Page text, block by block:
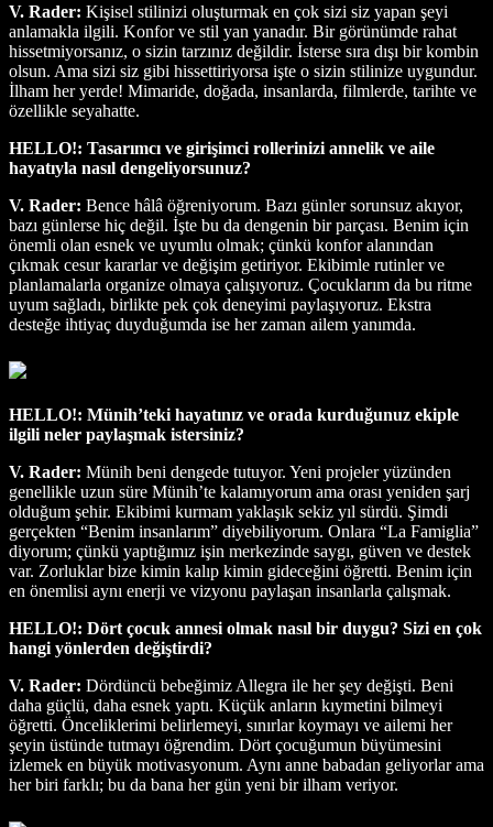
V. Rader: Kişisel stilinizi oluşturmak en çok sizi siz yapan şeyi
anlamakla ilgili. Konfor ve stil yan yanadır. Bir görünümde rahat
hissetmiyorsanız, o sizin tarzınız değildir. İsterse sıra dışı bir kombin
olsun. Ama sizi siz gibi hissettiriyorsa işte o sizin stilinize uygundur.
İlham her yerde! Mimaride, doğada, insanlarda, filmlerde, tarihte ve
özellikle seyahatte.
HELLO!: Tasarımcı ve girişimci rollerinizi annelik ve aile
hayatıyla nasıl dengeliyorsunuz?
V. Rader: Bence hâlâ öğreniyorum. Bazı günler sorunsuz akıyor,
bazı günlerse hiç değil. İşte bu da dengenin bir parçası. Benim için
önemli olan esnek ve uyumlu olmak; çünkü konfor alanından
çıkmak cesur kararlar ve değişim getiriyor. Ekibimle rutinler ve
planlamalarla organize olmaya çalışıyoruz. Çocuklarım da bu ritme
uyum sağladı, birlikte pek çok deneyimi paylaşıyoruz. Ekstra
desteğe ihtiyaç duyduğumda ise her zaman ailem yanımda.
HELLO!: Münih’teki hayatınız ve orada kurduğunuz ekiple
ilgili neler paylaşmak istersiniz?
V. Rader: Münih beni dengede tutuyor. Yeni projeler yüzünden
genellikle uzun süre Münih’te kalamıyorum ama orası yeniden şarj
olduğum şehir. Ekibimi kurmam yaklaşık sekiz yıl sürdü. Şimdi
gerçekten “Benim insanlarım” diyebiliyorum. Onlara “La Famiglia”
diyorum; çünkü yaptığımız işin merkezinde saygı, güven ve destek
var. Zorluklar bize kimin kalıp kimin gideceğini öğretti. Benim için
en önemlisi aynı enerji ve vizyonu paylaşan insanlarla çalışmak.
HELLO!: Dört çocuk annesi olmak nasıl bir duygu? Sizi en çok
hangi yönlerden değiştirdi?
V. Rader: Dördüncü bebeğimiz Allegra ile her şey değişti. Beni
daha güçlü, daha esnek yaptı. Küçük anların kıymetini bilmeyi
öğretti. Önceliklerimi belirlemeyi, sınırlar koymayı ve ailemi her
şeyin üstünde tutmayı öğrendim. Dört çocuğumun büyümesini
izlemek en büyük motivasyonum. Aynı anne babadan geliyorlar ama
her biri farklı; bu da bana her gün yeni bir ilham veriyor.